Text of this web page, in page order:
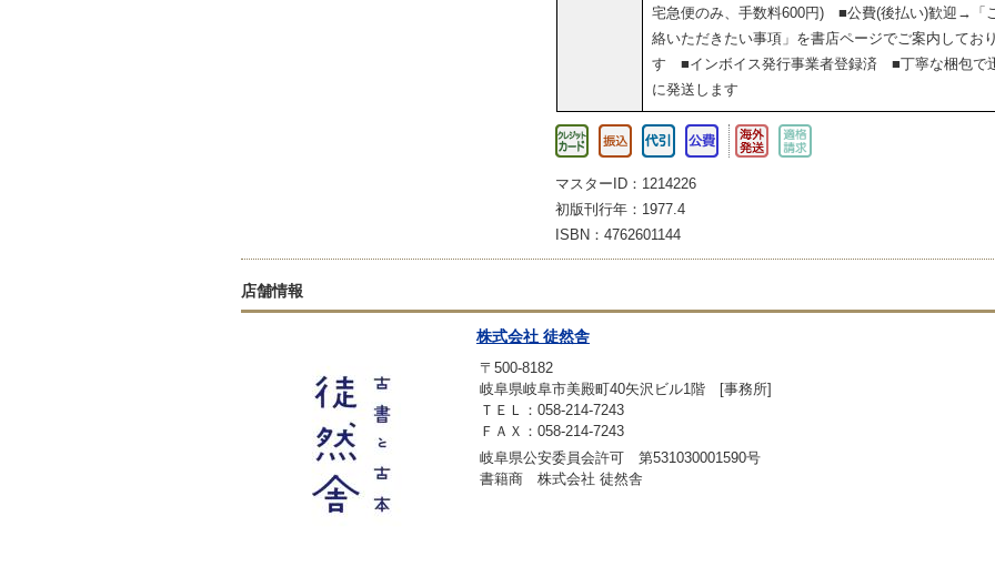
宅急便のみ、手数料600円) ■公費(後払い)歓迎→「
絡いただきたい事項」を書店ページでご案内してお
す ■インボイス発行事業者登録済 ■丁寧な梱包で
に発送します
マスターID：1214226
初版刊行年：1977.4
ISBN：4762601144
店舗情報
株式会社 徒然舎
〒500-8182
岐阜県岐阜市美殿町40矢沢ビル1階 [事務所]
ＴＥＬ：058-214-7243
ＦＡＸ：058-214-7243
岐阜県公安委員会許可 第531030001590号
書籍商 株式会社 徒然舎